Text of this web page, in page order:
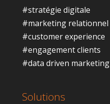
#stratégie digitale
#marketing relationnel
#customer experience
#engagement clients
#data driven marketing
Solutions